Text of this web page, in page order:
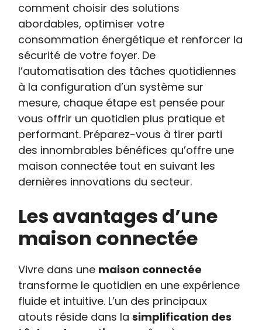
comment choisir des solutions
abordables, optimiser votre
consommation énergétique et renforcer la
sécurité de votre foyer. De
l’automatisation des tâches quotidiennes
à la configuration d’un système sur
mesure, chaque étape est pensée pour
vous offrir un quotidien plus pratique et
performant. Préparez-vous à tirer parti
des innombrables bénéfices qu’offre une
maison connectée tout en suivant les
dernières innovations du secteur.
Les avantages d’une
maison connectée
Vivre dans une maison connectée
transforme le quotidien en une expérience
fluide et intuitive. L’un des principaux
atouts réside dans lasimplification des